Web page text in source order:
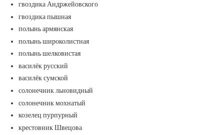
гвоздика Андржейовского
гвоздика пышная
полынь армянская
полынь широколистная
полынь шелковистая
василёк русский
василёк сумской
солонечник льновидный
солонечник мохнатый
козелец пурпурный
крестовник Швецова